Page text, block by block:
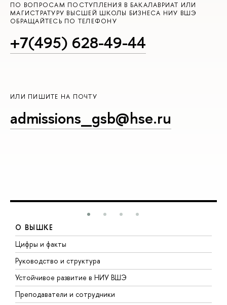
ПО ВОПРОСАМ ПОСТУПЛЕНИЯ В БАКАЛАВРИАТ ИЛИ
МАГИСТРАТУРУ ВЫСШЕЙ ШКОЛЫ БИЗНЕСА НИУ ВШЭ
ОБРАЩАЙТЕСЬ ПО ТЕЛЕФОНУ
+7(495) 628-49-44
ИЛИ ПИШИТЕ НА ПОЧТУ
admissions_gsb@hse.ru
О ВЫШКЕ
Цифры и факты
Руководство и структура
Устойчивое развитие в НИУ ВШЭ
Преподаватели и сотрудники